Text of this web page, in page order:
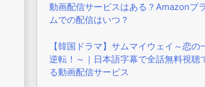
動画配信サービスはある？Amazonプ
ムでの配信はいつ？
【韓国ドラマ】サムマイウェイ～恋の
逆転！～｜日本語字幕で全話無料視聴
る動画配信サービス